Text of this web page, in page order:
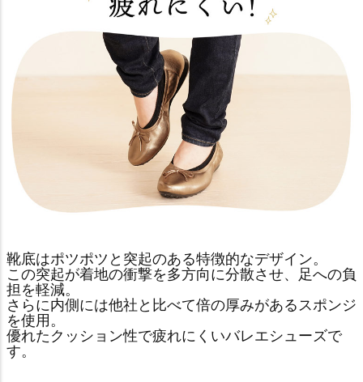
靴底はポツポツと突起のある特徴的なデザイン。
この突起が着地の衝撃を多方向に分散させ、足への負
担を軽減。
さらに内側には他社と比べて倍の厚みがあるスポンジ
を使用。
優れたクッション性で疲れにくいバレエシューズで
す。